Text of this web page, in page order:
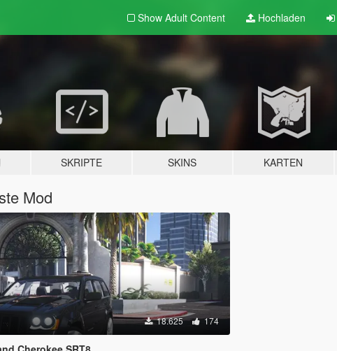
Show Adult Content Hochladen
SKRIPTE SKINS KARTEN
Mod
18.625 174